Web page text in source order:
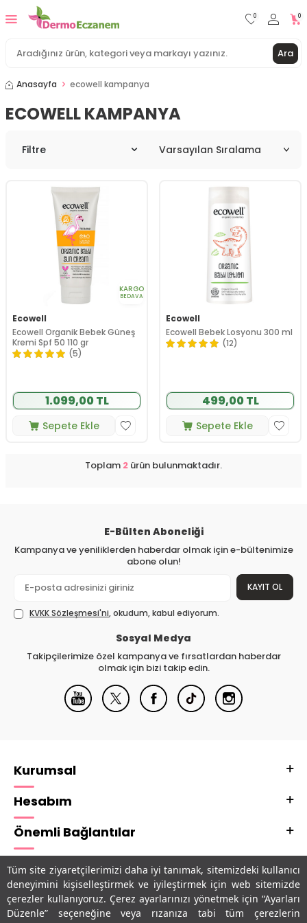
Tüm site ziyaretçilerimizi daha iyi tanımak, sitemizdeki kullanıcı
deneyimini kişiselleştirmek ve iyileştirmek için web sitemizde
çerezler kullanıyoruz. Çerez ayarlarınızı yönetmek için “Ayarları
Düzenle” seçeneğine veya rızanıza tabi tüm çerezlerin
Ara
0 0
Anasayfa ecowell kampanya
ECOWELL KAMPANYA
Filtre
KARGO
BEDAVA
Ecowell
Ecowell Organik Bebek Güneş
Kremi Spf 50 110 gr
(5)
1.099,00 TL
Sepete Ekle
Ecowell
Ecowell Bebek Losyonu 300 ml
(12)
499,00 TL
Sepete Ekle
Toplam 2 ürün bulunmaktadır.
E-Bülten Aboneliği
Kampanya ve yeniliklerden haberdar olmak için e-bültenimize
abone olun!
KAYIT OL
KVKK Sözleşmesi'ni, okudum, kabul ediyorum.
Sosyal Medya
Takipçilerimize özel kampanya ve fırsatlardan haberdar
olmak için bizi takip edin.
Kurumsal
Hesabım
Önemli Bağlantılar
Adres & İletişim
Uygulamalarımız